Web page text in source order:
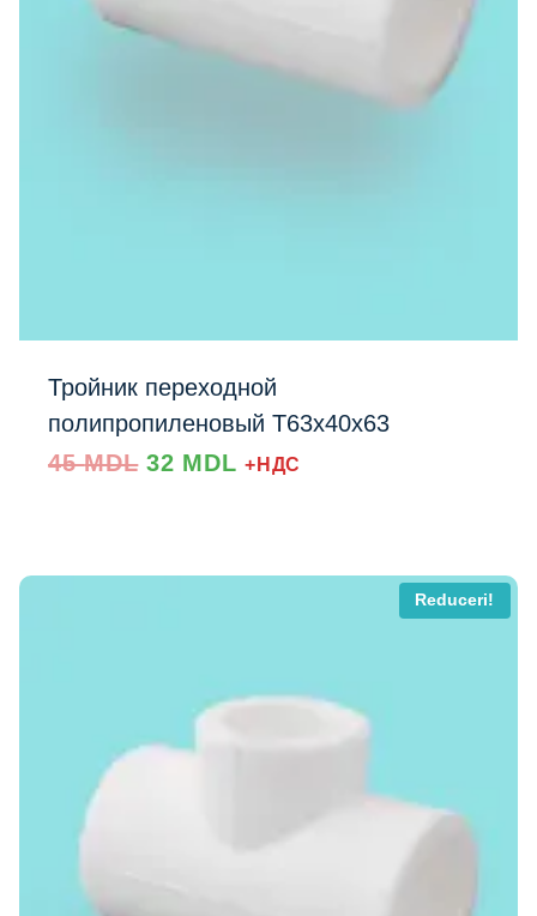
Тройник переходной
полипропиленовый Т63x40x63
45MDL Prețul
32 MDLPrețul
+НДС
Reduceri!